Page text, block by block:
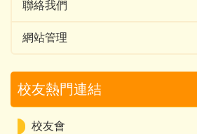
聯絡我們
網站管理
校友熱門連結
校友會